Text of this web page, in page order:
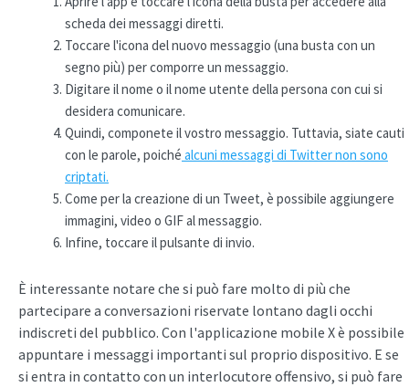
scheda dei messaggi diretti.
Toccare l'icona del nuovo messaggio (una busta con un
segno più) per comporre un messaggio.
Digitare il nome o il nome utente della persona con cui si
desidera comunicare.
Quindi, componete il vostro messaggio. Tuttavia, siate cauti
con le parole, poiché alcuni messaggi di Twitter non sono
criptati.
Come per la creazione di un Tweet, è possibile aggiungere
immagini, video o GIF al messaggio.
Infine, toccare il pulsante di invio.
È interessante notare che si può fare molto di più che
partecipare a conversazioni riservate lontano dagli occhi
indiscreti del pubblico. Con l'applicazione mobile X è possibile
appuntare i messaggi importanti sul proprio dispositivo. E se
si entra in contatto con un interlocutore offensivo, si può fare